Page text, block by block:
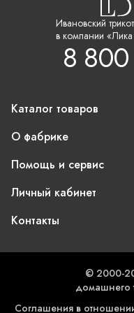
Ивановский
в компании
8
Каталог товаров
О фабрике
Помощь и сервис
Личный кабинет
Контакты
© 2000-
домашнего
Соглашения в